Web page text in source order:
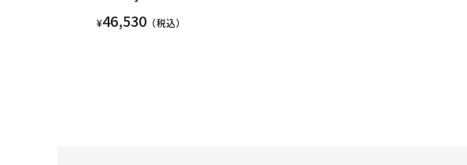
¥46,530 （税込）